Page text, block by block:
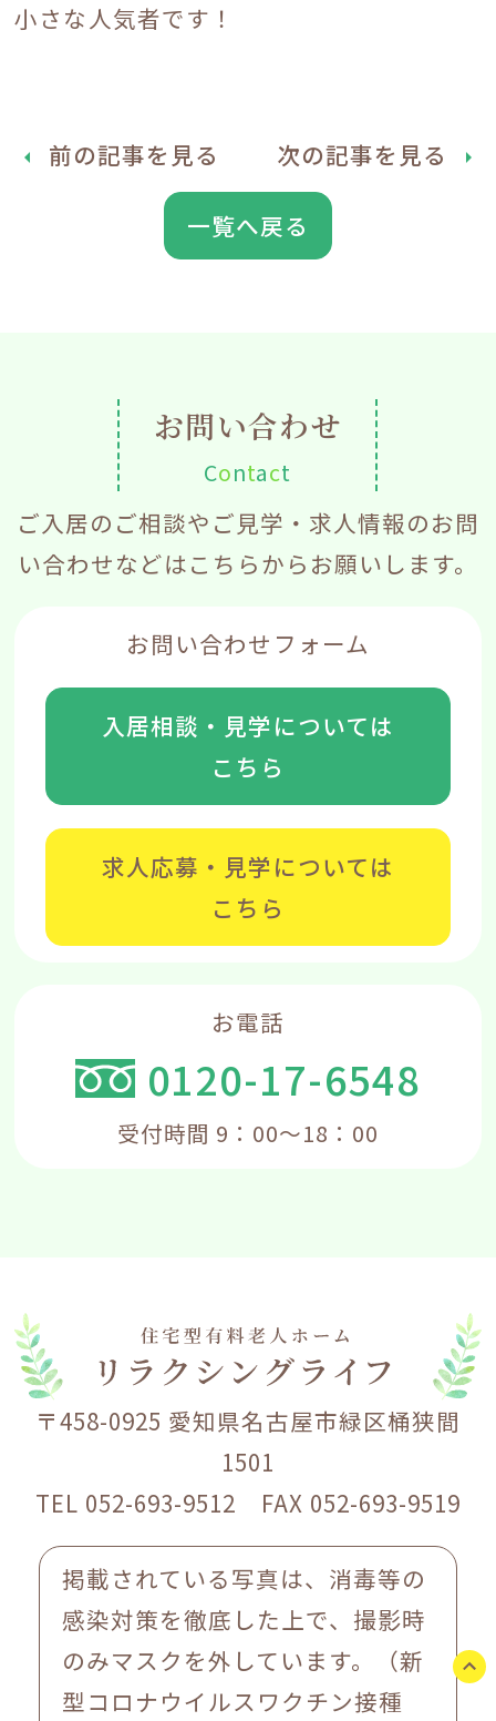
小さな人気者です！
arrow_left 前の記事を見る 次の記事を見る arrow_right
一覧へ戻る
お問い合わせ
Contact
ご入居のご相談やご見学・求人情報のお問
い合わせなどはこちらからお願いします。
お電話
0120-17-6548
受付時間 9：00～18：00
お問い合わせフォーム
入居相談・見学については
こちら
求人応募・見学については
こちら
〒458-0925 愛知県名古屋市緑区桶狭間
1501
TEL 052-693-9512 FAX 052-693-9519
掲載されている写真は、消毒等の
感染対策を徹底した上で、撮影時
のみマスクを外しています。（新
型コロナウイルスワクチン接種